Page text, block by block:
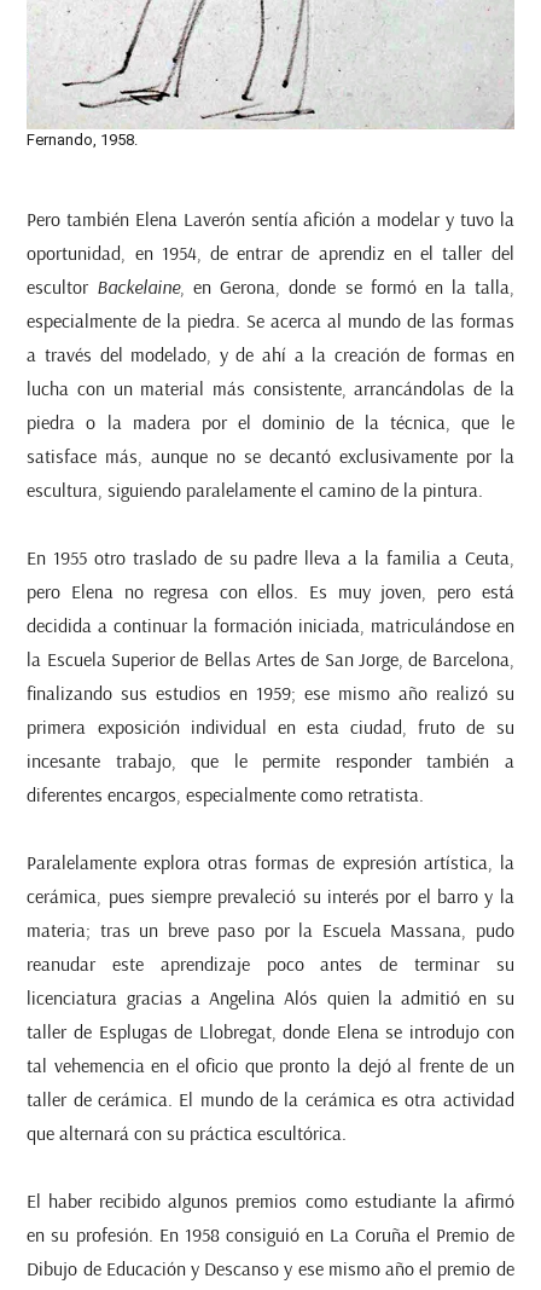
Fernando, 1958.
Pero también Elena Laverón sentía afición a modelar y tuvo la
oportunidad, en 1954, de entrar de aprendiz en el taller del
escultor Backelaine, en Gerona, donde se formó en la talla,
especialmente de la piedra. Se acerca al mundo de las formas
a través del modelado, y de ahí a la creación de formas en
lucha con un material más consistente, arrancándolas de la
piedra o la madera por el dominio de la técnica, que le
satisface más, aunque no se decantó exclusivamente por la
escultura, siguiendo paralelamente el camino de la pintura.
En 1955 otro traslado de su padre lleva a la familia a Ceuta,
pero Elena no regresa con ellos. Es muy joven, pero está
decidida a continuar la formación iniciada, matriculándose en
la Escuela Superior de Bellas Artes de San Jorge, de Barcelona,
finalizando sus estudios en 1959; ese mismo año realizó su
primera exposición individual en esta ciudad, fruto de su
incesante trabajo, que le permite responder también a
diferentes encargos, especialmente como retratista.
Paralelamente explora otras formas de expresión artística, la
cerámica, pues siempre prevaleció su interés por el barro y la
materia; tras un breve paso por la Escuela Massana, pudo
reanudar este aprendizaje poco antes de terminar su
licenciatura gracias a Angelina Alós quien la admitió en su
taller de Esplugas de Llobregat, donde Elena se introdujo con
tal vehemencia en el oficio que pronto la dejó al frente de un
taller de cerámica. El mundo de la cerámica es otra actividad
que alternará con su práctica escultórica.
El haber recibido algunos premios como estudiante la afirmó
en su profesión. En 1958 consiguió en La Coruña el Premio de
Dibujo de Educación y Descanso y ese mismo año el premio de